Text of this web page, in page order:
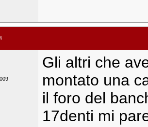
Gli altri che
montato una
il foro del
17denti mi